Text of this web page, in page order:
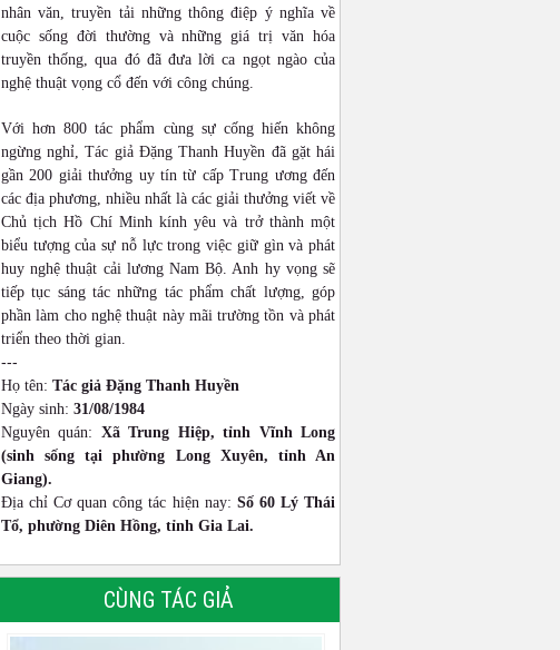
nhân văn, truyền tải những thông điệp ý nghĩa về
cuộc sống đời thường và những giá trị văn hóa
truyền thống, qua đó đã đưa lời ca ngọt ngào của
nghệ thuật vọng cổ đến với công chúng.
Với hơn 800 tác phẩm cùng sự cống hiến không
ngừng nghỉ, Tác giả Đặng Thanh Huyền đã gặt hái
gần 200 giải thưởng uy tín từ cấp Trung ương đến
các địa phương, nhiều nhất là các giải thưởng viết về
Chủ tịch Hồ Chí Minh kính yêu và trở thành một
biểu tượng của sự nỗ lực trong việc giữ gìn và phát
huy nghệ thuật cải lương Nam Bộ. Anh hy vọng sẽ
tiếp tục sáng tác những tác phẩm chất lượng, góp
phần làm cho nghệ thuật này mãi trường tồn và phát
triển theo thời gian.
---
Họ tên: Tác giả Đặng Thanh Huyền
Ngày sinh: 31/08/1984
Nguyên quán: Xã Trung Hiệp, tỉnh Vĩnh Long
(sinh sống tại phường Long Xuyên, tỉnh An
Giang).
Địa chỉ Cơ quan công tác hiện nay: Số 60 Lý Thái
Tổ, phường Diên Hồng, tỉnh Gia Lai.
CÙNG TÁC GIẢ